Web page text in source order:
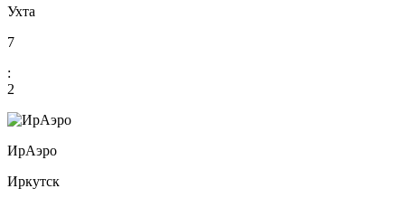
Ухта
7
:
2
ИрАэро
Иркутск